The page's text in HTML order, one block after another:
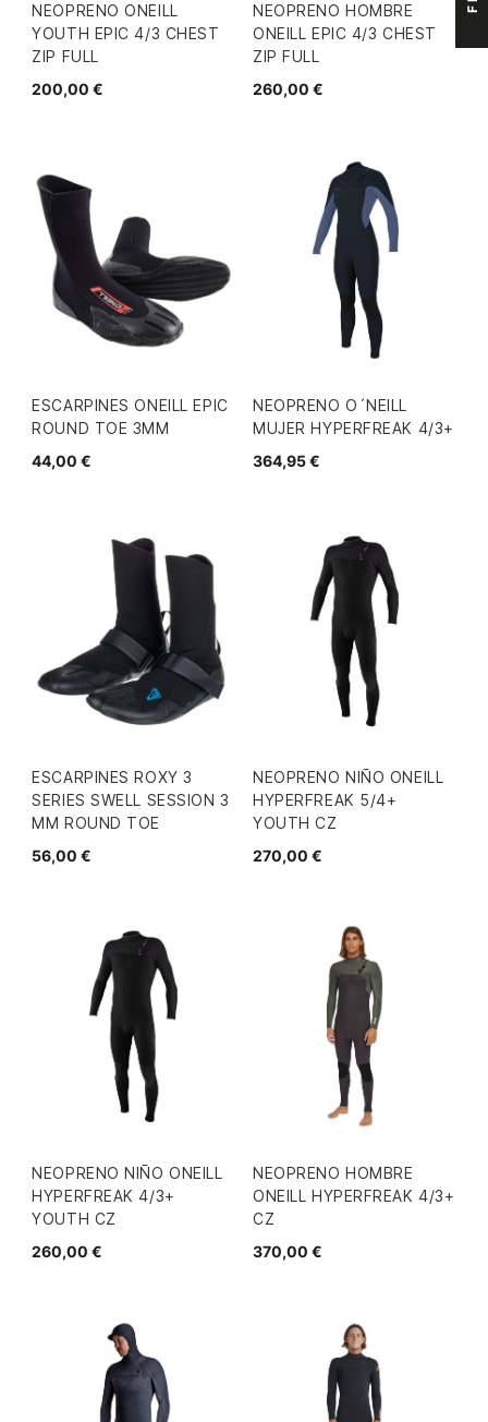
NEOPRENO ONEILL
YOUTH EPIC 4/3 CHEST
ZIP FULL
200,00 €
NEOPRENO HOMBRE
ONEILL EPIC 4/3 CHEST
ZIP FULL
260,00 €
ESCARPINES ONEILL EPIC
ROUND TOE 3MM
44,00 €
NEOPRENO O´NEILL
MUJER HYPERFREAK 4/3+
364,95 €
ESCARPINES ROXY 3
SERIES SWELL SESSION 3
MM ROUND TOE
56,00 €
NEOPRENO NIÑO ONEILL
HYPERFREAK 5/4+
YOUTH CZ
270,00 €
NEOPRENO NIÑO ONEILL
HYPERFREAK 4/3+
YOUTH CZ
260,00 €
NEOPRENO HOMBRE
ONEILL HYPERFREAK 4/3+
CZ
370,00 €